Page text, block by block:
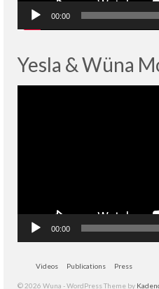
00:00
Yesla & Wüna
00:00
Videos Publications Press
© 2026 Wuna - WordPress Theme by